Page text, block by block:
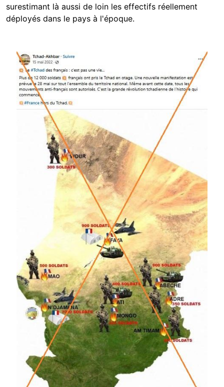
surestimant là aussi de loin les effectifs réellement
déployés dans le pays à l'époque.
Image